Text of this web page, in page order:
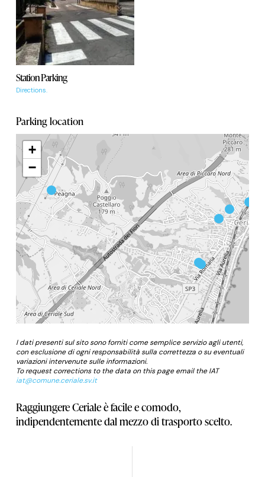
Station Parking
Directions.
Parking location
+
−
I dati presenti sul sito sono forniti come semplice servizio agli utenti,
con esclusione di ogni responsabilità sulla correttezza o su eventuali
variazioni intervenute sulle informazioni.
To request corrections to the data on this page email the IAT
iat@comune.ceriale.sv.it
Raggiungere Ceriale è facile e comodo,
indipendentemente dal mezzo di trasporto scelto.